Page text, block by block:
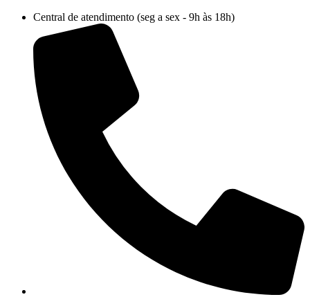
conteúdo
Central de atendimento (seg a sex - 9h às 18h)